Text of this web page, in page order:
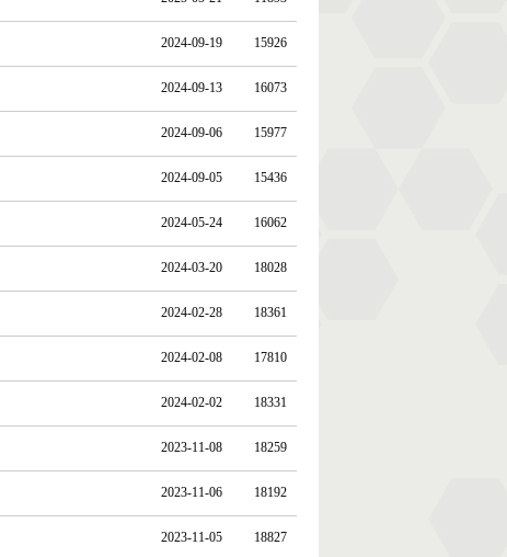
2024-09-19 15926
2024-09-13 16073
2024-09-06 15977
2024-09-05 15436
2024-05-24 16062
2024-03-20 18028
2024-02-28 18361
2024-02-08 17810
2024-02-02 18331
2023-11-08 18259
2023-11-06 18192
2023-11-05 18827